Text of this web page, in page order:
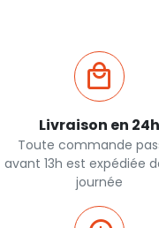
Livraison en 24h
Toute commande
avant 13h est expédiée
journée